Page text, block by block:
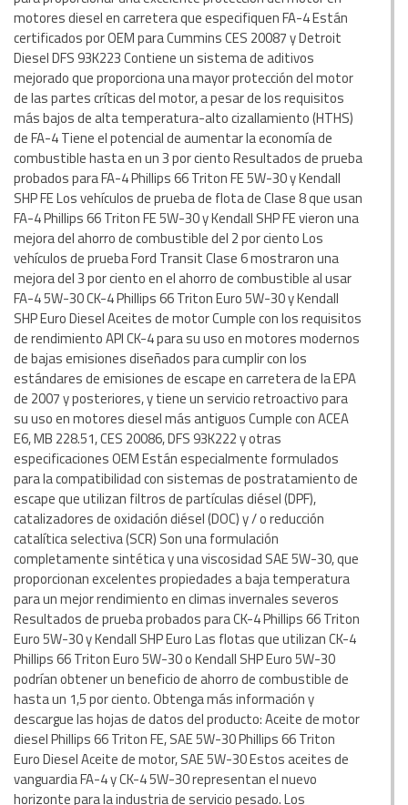
motores diesel en carretera que especifiquen FA-4 Están
certificados por OEM para Cummins CES 20087 y Detroit
Diesel DFS 93K223 Contiene un sistema de aditivos
mejorado que proporciona una mayor protección del motor
de las partes críticas del motor, a pesar de los requisitos
más bajos de alta temperatura-alto cizallamiento (HTHS)
de FA-4 Tiene el potencial de aumentar la economía de
combustible hasta en un 3 por ciento Resultados de prueba
probados para FA-4 Phillips 66 Triton FE 5W-30 y Kendall
SHP FE Los vehículos de prueba de flota de Clase 8 que usan
FA-4 Phillips 66 Triton FE 5W-30 y Kendall SHP FE vieron una
mejora del ahorro de combustible del 2 por ciento Los
vehículos de prueba Ford Transit Clase 6 mostraron una
mejora del 3 por ciento en el ahorro de combustible al usar
FA-4 5W-30 CK-4 Phillips 66 Triton Euro 5W-30 y Kendall
SHP Euro Diesel Aceites de motor Cumple con los requisitos
de rendimiento API CK-4 para su uso en motores modernos
de bajas emisiones diseñados para cumplir con los
estándares de emisiones de escape en carretera de la EPA
de 2007 y posteriores, y tiene un servicio retroactivo para
su uso en motores diesel más antiguos Cumple con ACEA
E6, MB 228.51, CES 20086, DFS 93K222 y otras
especificaciones OEM Están especialmente formulados
para la compatibilidad con sistemas de postratamiento de
escape que utilizan filtros de partículas diésel (DPF),
catalizadores de oxidación diésel (DOC) y / o reducción
catalítica selectiva (SCR) Son una formulación
completamente sintética y una viscosidad SAE 5W-30, que
proporcionan excelentes propiedades a baja temperatura
para un mejor rendimiento en climas invernales severos
Resultados de prueba probados para CK-4 Phillips 66 Triton
Euro 5W-30 y Kendall SHP Euro Las flotas que utilizan CK-4
Phillips 66 Triton Euro 5W-30 o Kendall SHP Euro 5W-30
podrían obtener un beneficio de ahorro de combustible de
hasta un 1,5 por ciento. Obtenga más información y
descargue las hojas de datos del producto: Aceite de motor
diesel Phillips 66 Triton FE, SAE 5W-30 Phillips 66 Triton
Euro Diesel Aceite de motor, SAE 5W-30 Estos aceites de
vanguardia FA-4 y CK-4 5W-30 representan el nuevo
horizonte para la industria de servicio pesado. Los